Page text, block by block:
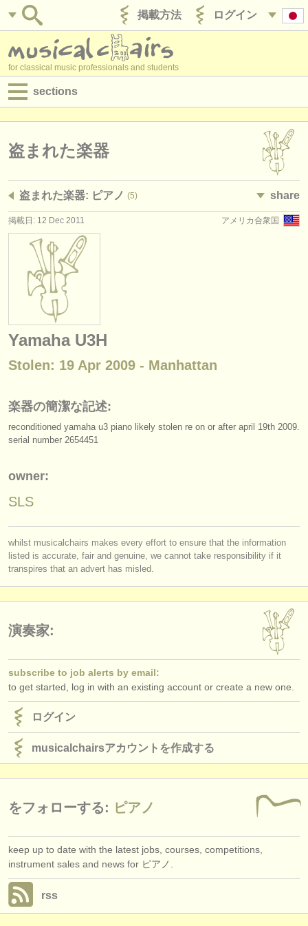
ログイン
掲載方法
for classical music professionals and students
sections
求人情報 (演奏関係の職)
求人情報 (管理者関連の職)
degree courses
講習会
コンクール
楽器の販売
オーケストラ
音楽学校
musicalchairsについて
お問い合わせ
rss feeds
クラシック音楽ニュース
出版社:
find out about ourATS
盗まれた楽器
盗まれた楽器: ピアノ (5) share
アメリカ合衆国
掲載日: 12 Dec 2011
Yamaha U3H
Stolen: 19 Apr 2009 - Manhattan
楽器の簡潔な記述:
reconditioned yamaha u3 piano likely stolen re on or after april 19th 2009.
serial number 2654451
owner:
SLS
whilst musicalchairs makes every effort to ensure that the information
listed is accurate, fair and genuine, we cannot take responsibility if it
transpires that an advert has misled.
演奏家:
subscribe to job alerts by email:
to get started, log in with an existing account or create a new one.
ログイン
musicalchairsアカウントを作成する
をフォローする: ピアノ
keep up to date with the latest jobs, courses, competitions,
instrument sales and news for ピアノ.
rss